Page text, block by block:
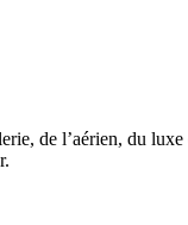
de l’aérien, du